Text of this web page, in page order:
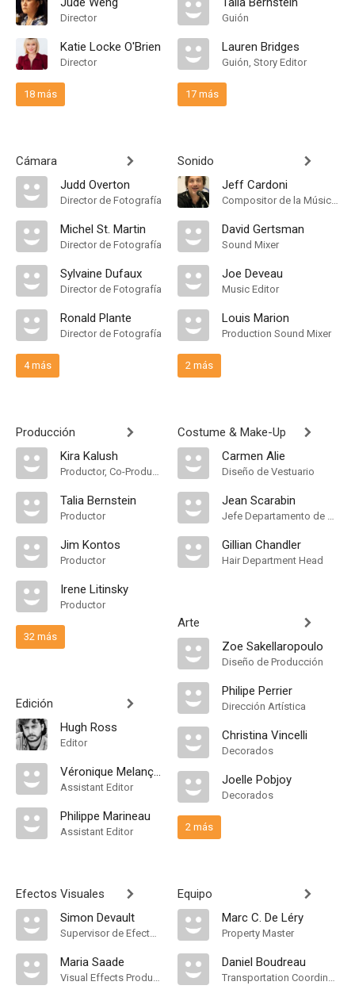
Director
Katie Locke O'Brien
Director
18 más
Cámara
Judd Overton
Director de Fotografía
Michel St. Martin
Director de Fotografía
Sylvaine Dufaux
Director de Fotografía
Ronald Plante
Director de Fotografía
4 más
Producción
Kira Kalush
Productor, Co-Productor Ejecutivo, Productor Supervisor
Talia Bernstein
Productor
Jim Kontos
Productor
Irene Litinsky
Productor
32 más
Edición
Hugh Ross
Editor
Véronique Melançon
Assistant Editor
Philippe Marineau
Assistant Editor
Efectos Visuales
Simon Devault
Supervisor de Efectos Visuales
Maria Saade
Visual Effects Producer
Guión
Lauren Bridges
Guión, Story Editor
17 más
Sonido
Jeff Cardoni
Compositor de la Música Original
David Gertsman
Sound Mixer
Joe Deveau
Music Editor
Louis Marion
Production Sound Mixer
2 más
Costume & Make-Up
Carmen Alie
Diseño de Vestuario
Jean Scarabin
Jefe Departamento de Maquillaje
Gillian Chandler
Hair Department Head
Arte
Zoe Sakellaropoulo
Diseño de Producción
Philipe Perrier
Dirección Artística
Christina Vincelli
Decorados
Joelle Pobjoy
Decorados
2 más
Equipo
Marc C. De Léry
Property Master
Daniel Boudreau
Transportation Coordinator